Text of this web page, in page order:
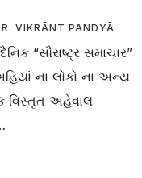
VIKRĀNT PANDYĀ
“સૌરાષ્ટ્ર સમાચાર”
ના લોકો ના અન્ય
વિસ્તૃત અહેવાલ